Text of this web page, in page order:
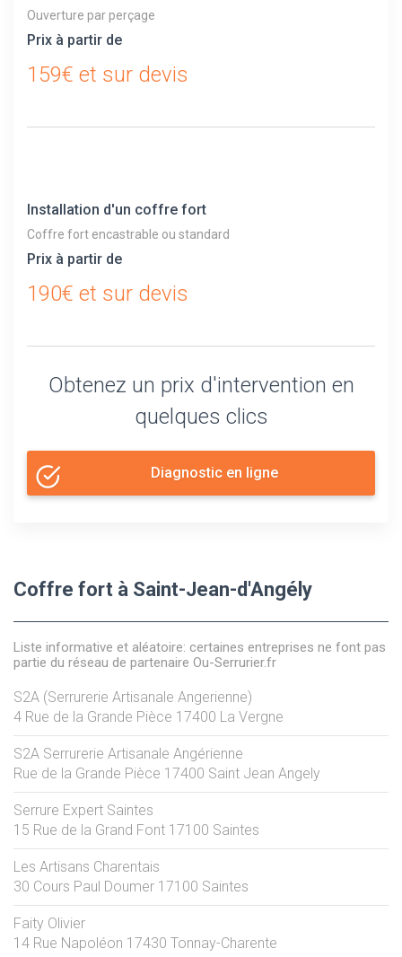
Ouverture par perçage
Prix à partir de
159€ et sur devis
Installation d'un coffre fort
Coffre fort encastrable ou standard
Prix à partir de
190€ et sur devis
Obtenez un prix d'intervention en
quelques clics
Diagnostic en ligne
Coffre fort à Saint-Jean-d'Angély
Liste informative et aléatoire: certaines entreprises ne font pas
partie du réseau de partenaire Ou-Serrurier.fr
S2A (Serrurerie Artisanale Angerienne)
4 Rue de la Grande Pièce 17400 La Vergne
S2A Serrurerie Artisanale Angérienne
Rue de la Grande Pièce 17400 Saint Jean Angely
Serrure Expert Saintes
15 Rue de la Grand Font 17100 Saintes
Les Artisans Charentais
30 Cours Paul Doumer 17100 Saintes
Faity Olivier
14 Rue Napoléon 17430 Tonnay-Charente